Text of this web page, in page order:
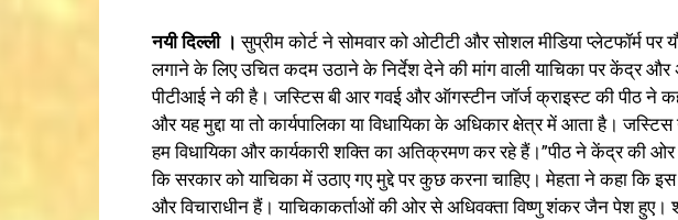
नयी दिल्ली । सुप्रीम कोर्ट ने सोमवार को ओटीटी और सोशल मीडिया प्लेटफॉर्म
लगाने के लिए उचित कदम उठाने के निर्देश देने की मांग वाली याचिका पर केंद्र और
पीटीआई ने की है। जस्टिस बी आर गवई और ऑगस्टीन जॉर्ज क्राइस्ट की पीठ ने
और यह मुद्दा या तो कार्यपालिका या विधायिका के अधिकार क्षेत्र में आता है।
हम विधायिका और कार्यकारी शक्ति का अतिक्रमण कर रहे हैं।”पीठ ने केंद्र की
कि सरकार को याचिका में उठाए गए मुद्दे पर कुछ करना चाहिए। मेहता ने कहा
और विचाराधीन हैं। याचिकाकर्ताओं की ओर से अधिवक्ता विष्णु शंकर जैन पेश हुए।